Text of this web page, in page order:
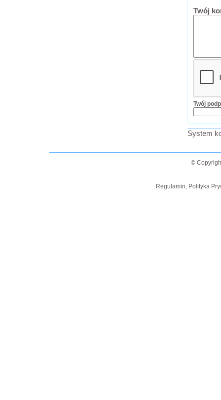
Twój
Twój
System
©
Regulamin, Polityka